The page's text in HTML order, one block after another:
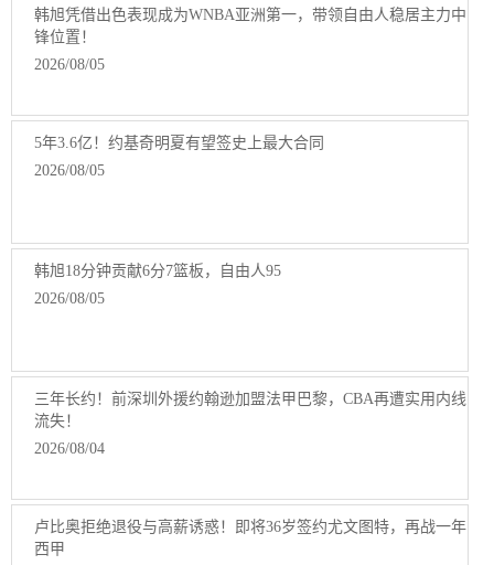
韩旭凭借出色表现成为WNBA亚洲第一，带领自由人稳居主力中
锋位置！
2026/08/05
5年3.6亿！约基奇明夏有望签史上最大合同
2026/08/05
韩旭18分钟贡献6分7篮板，自由人95
2026/08/05
三年长约！前深圳外援约翰逊加盟法甲巴黎，CBA再遭实用内线
流失！
2026/08/04
卢比奥拒绝退役与高薪诱惑！即将36岁签约尤文图特，再战一年
西甲